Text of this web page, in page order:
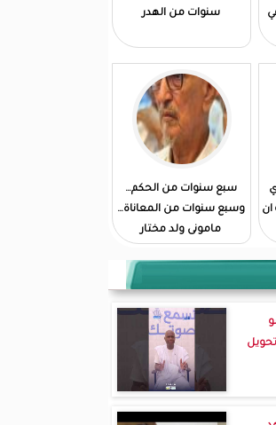
سنوات من الهدر
ان
سبع سنوات من الحكم…
وسبع سنوات من المعاناة…
مامونى ولد مختار